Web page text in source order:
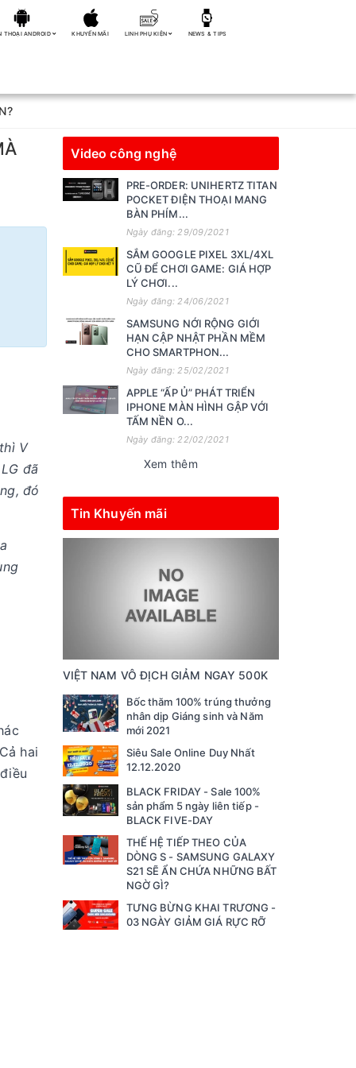
THOẠI ANDROID KHUYẾN MÃI LINH PHỤ KIỆN NEWS & TIPS
V
đã
đó
hai
Video công nghệ
PRE-ORDER: UNIHERTZ TITAN
POCKET ĐIỆN THOẠI MANG
BÀN PHÍM...
Ngày đăng: 29/09/2021
SẮM GOOGLE PIXEL 3XL/4XL
CŨ ĐỂ CHƠI GAME: GIÁ HỢP
LÝ CHƠI...
Ngày đăng: 24/06/2021
SAMSUNG NỚI RỘNG GIỚI
HẠN CẬP NHẬT PHẦN MỀM
CHO SMARTPHON...
Ngày đăng: 25/02/2021
APPLE “ẤP Ủ” PHÁT TRIỂN
IPHONE MÀN HÌNH GẬP VỚI
TẤM NỀN O...
Ngày đăng: 22/02/2021
Xem thêm
Tin Khuyến mãi
VIỆT NAM VÔ ĐỊCH GIẢM NGAY 500K
Bốc thăm 100% trúng thưởng
nhân dịp Giáng sinh và Năm
mới 2021
Siêu Sale Online Duy Nhất
12.12.2020
BLACK FRIDAY - Sale 100%
sản phẩm 5 ngày liên tiếp -
BLACK FIVE-DAY
THẾ HỆ TIẾP THEO CỦA
DÒNG S - SAMSUNG GALAXY
S21 SẼ ẨN CHỨA NHỮNG BẤT
NGỜ GÌ?
TƯNG BỪNG KHAI TRƯƠNG -
03 NGÀY GIẢM GIÁ RỰC RỠ